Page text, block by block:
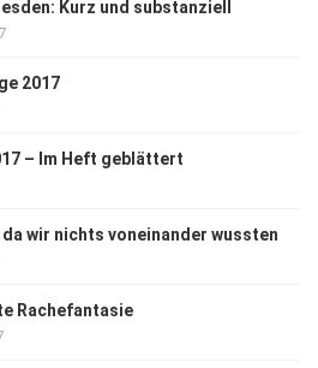
Kurz und substanziell
2017
– Im Heft geblättert
da wir nichts voneinander wussten
Rachefantasie